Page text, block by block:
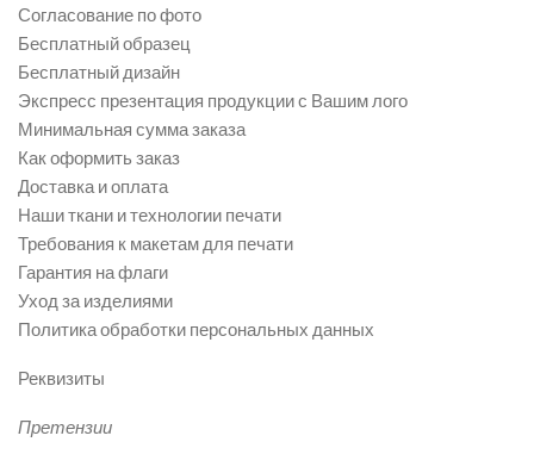
Согласование по фото
Бесплатный образец
Бесплатный дизайн
Экспресс презентация продукции с Вашим лого
Минимальная сумма заказа
Как оформить заказ
Доставка и оплата
Наши ткани и технологии печати
Требования к макетам для печати
Гарантия на флаги
Уход за изделиями
Политика обработки персональных данных
Реквизиты
Претензии